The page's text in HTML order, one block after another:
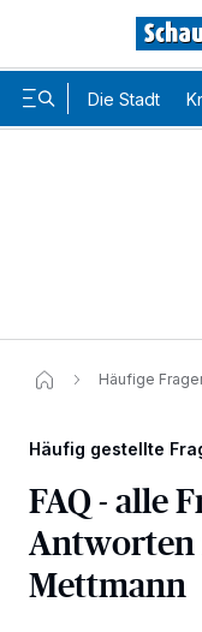
Die Stadt
Häufige
Häufig gestellte
FAQ - alle
Antworten
Mettmann
Wir und unsere218-
personenbezogene
Kennungen auf Ihrem
Tracking-Technologien
verarbeiten Daten, um